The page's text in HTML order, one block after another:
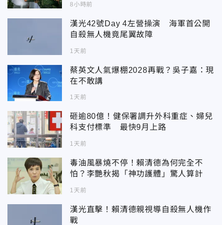
8小時前
漢光42號Day 4左營操演 海軍首公開
自殺無人機竟尾翼故障
1天前
蔡英文人氣爆棚2028再戰？吳子嘉：現
在不敢講
1天前
砸逾80億！健保署調升外科重症、婦兒
科支付標準 最快9月上路
1天前
毒油風暴燒不停！賴清德為何完全不
怕？李艷秋揭「神功護體」驚人算計
1天前
漢光直擊！賴清德親視導自殺無人機作
戰